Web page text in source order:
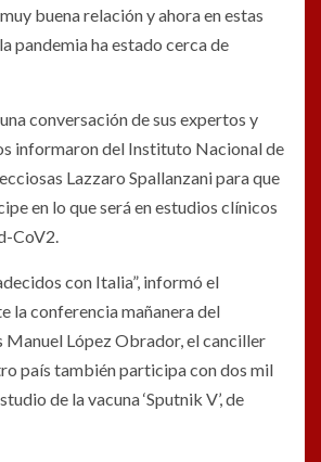
buena relación y ahora en estas
pandemia ha estado cerca de
conversación de sus expertos y
informaron del Instituto Nacional de
Lazzaro Spallanzani para que
en lo que será en estudios clínicos
CoV2.
con Italia”, informó el
la conferencia mañanera del
Manuel López Obrador, el canciller
país también participa con dos mil
de la vacuna ‘Sputnik V’, de